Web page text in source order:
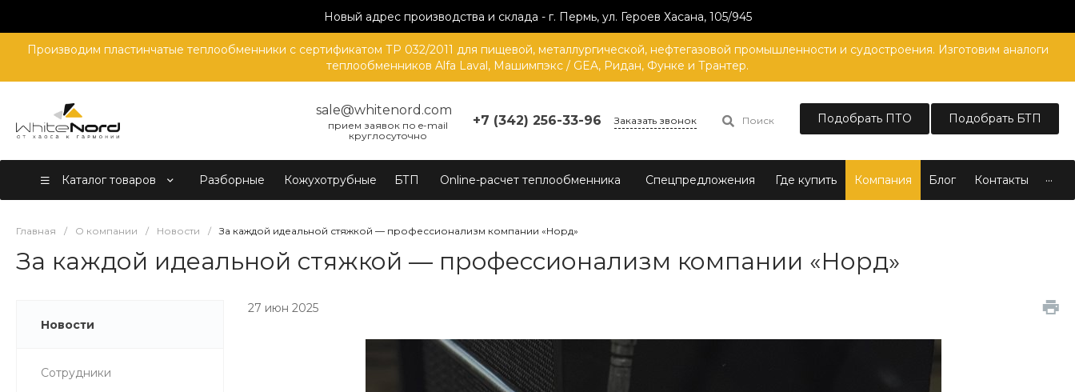
Новый адрес производства и склада - г. Пермь, ул. Героев Хасана, 105/945
Производим пластинчатые теплообменники с сертификатом ТР 032/2011 для пищевой, металлургической, нефтегазовой промышленности и судостроения. Изготовим аналоги
теплообменников Alfa Laval, Машимпэкс / GEA, Ридан, Функе и Трантер.
sale@whitenord.com
прием заявок по e-mail
круглосуточно
+7 (342) 256-33-96 Заказать звонок Поиск Подобрать ПТО Подобрать БТП
Каталог товаров Разборные Кожухотрубные БТП Online-расчет теплообменника Спецпредложения Где купить Компания Блог Контакты ...
Главная / О компании / Новости / За каждой идеальной стяжкой — профессионализм компании «Норд»
За каждой идеальной стяжкой — профессионализм компании «Норд»
Новости
Сотрудники
27 июн 2025